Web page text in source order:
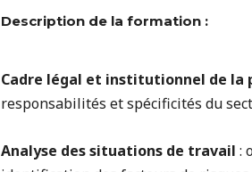
Description de la formation :
Cadre légal et institutionnel de la
responsabilités et spécificités du
Analyse des situations de travail :